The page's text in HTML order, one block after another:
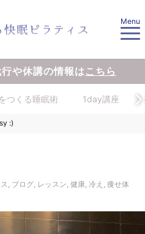
Menu
や休講の情報はこちら
つくる睡眠術 1day講座
:)
, ブログ, レッスン, 健康, 冷え , 痩せ体